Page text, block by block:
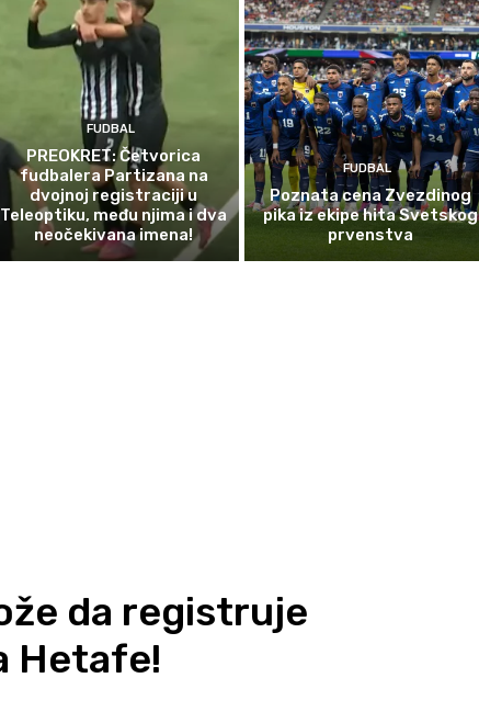
FUDBAL
PREOKRET: Četvorica
fudbalera Partizana na
dvojnoj registraciji u
Teleoptiku, među njima i dva
neočekivana imena!
FUDBAL
Poznata cena Zvezdinog
pika iz ekipe hita Svetskog
prvenstva